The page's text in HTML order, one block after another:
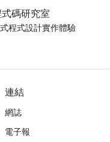
碼研究室
程式設計實作體驗
連結
網誌
電子報